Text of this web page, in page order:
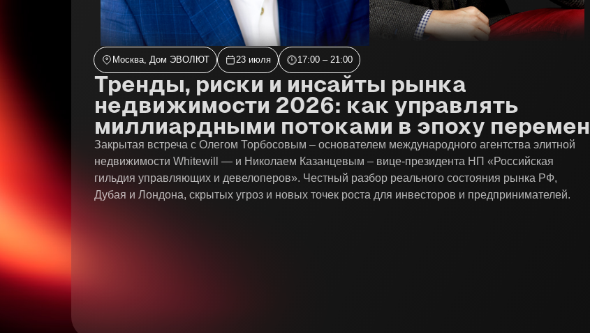
Москва, Дом ЭВОЛЮТ 23 июля 17:00 – 21:00
Тренды, риски и инсайты рынка
недвижимости 2026: как управлять
миллиардными потоками в эпоху перемен
Закрытая встреча с Олегом Торбосовым – основателем международного агентства элитной
недвижимости Whitewill — и Николаем Казанцевым – вице-президента НП «Российская
гильдия управляющих и девелоперов». Честный разбор реального состояния рынка РФ,
Дубая и Лондона, скрытых угроз и новых точек роста для инвесторов и предпринимателей.